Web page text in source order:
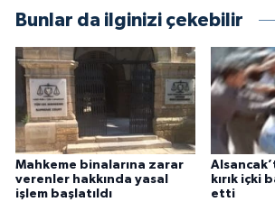
Bunlar da ilginizi çekebilir
Mahkeme binalarına zarar
verenler hakkında yasal
işlem başlatıldı
kırık içki
etti